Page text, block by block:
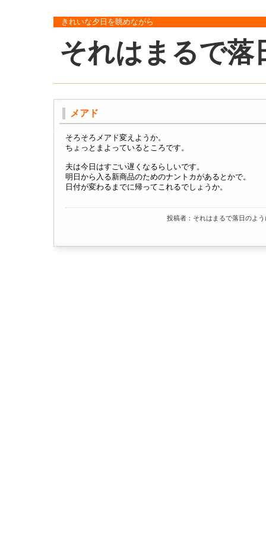
きれいな夕日を眺めながら
それはまるで落
メアド
そろそろメアド変えようか。
ちょっとまよっているところです。
夫は今日はすごい遅くなるらしいです。
明日から入る新商品のためのナントカがあるとかで。
日付が変わるまでに帰ってこれるでしょうか。
投稿者：それはまるで落日のよ